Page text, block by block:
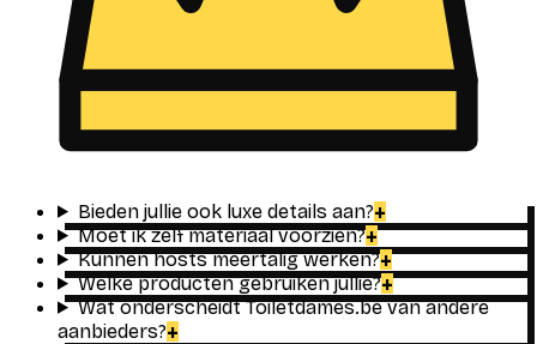
Bieden jullie ook luxe details aan?+
Moet ik zelf materiaal voorzien?+
Kunnen hosts meertalig werken?+
Welke producten gebruiken jullie?+
Wat onderscheidt Toiletdames.be van andere
aanbieders?+